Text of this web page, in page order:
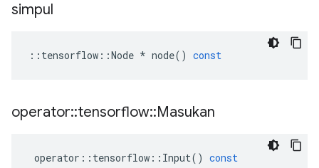
simpul
:: tensorflow ::Node * node() const
operator::tensorflow::Masukan
operator :: tensorflow :: Input() const